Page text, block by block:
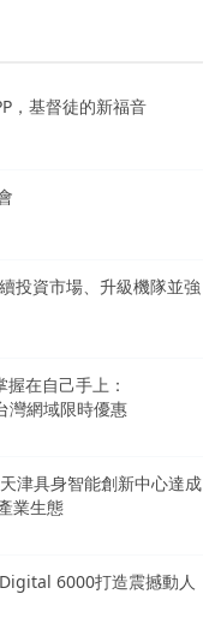
，基督徒的新福音
投資市場、升級機隊並強
在自己手上：
灣網域限時優惠
津具身智能創新中心達成
業生態
6000打造震撼動人